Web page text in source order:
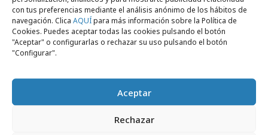
con tus preferencias mediante el análisis anónimo de los hábitos de
navegación. Clica AQUÍpara más información sobre la Política de
Cookies. Puedes aceptar todas las cookies pulsando el botón
"Aceptar" o configurarlas o rechazar su uso pulsando el botón
"Configurar".
Aceptar
Rechazar
Lexus hace del mercado de las flores un